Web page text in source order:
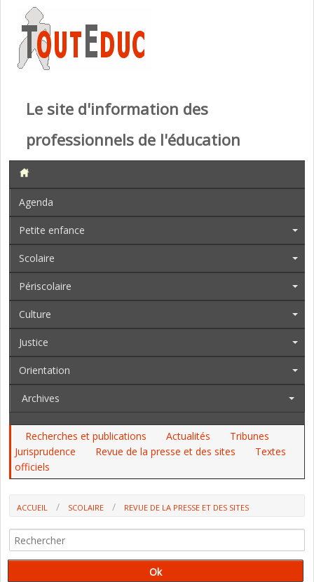
Le site d'information des
professionnels de l'éducation
Agenda
Petite enfance
Scolaire
Périscolaire
Culture
Justice
Orientation
Archives
Recherches et publications Actualités
Tribunes
Jurisprudence
Revue de la presse et des sites
Textes
officiels
ACCUEIL SCOLAIRE
REVUE DE LA PRESSE ET DES SITES
FINLANDAISE AUX ENFANTS DE FEMMES AYANT REJOINT DAESH (BBC)